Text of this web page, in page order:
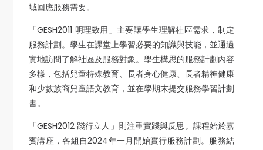
域回應服務需要。
「GESH2011 明理致用」主要讓學生理解社區需求，制定
服務計劃。學生在課堂上學習必要的知識與技能，並通過
實地訪問了解社區及服務對象。學生構思的服務計劃內容
多樣，包括兒童特殊教育、長者身心健康、長者精神健康
和少數族裔兒童語文教育，並在學期末提交服務學習計劃
書。
「GESH2012 踐行立人」則注重實踐與反思。課程始於嘉
賓講座，各組自2024年一月開始實行服務計劃。服務結